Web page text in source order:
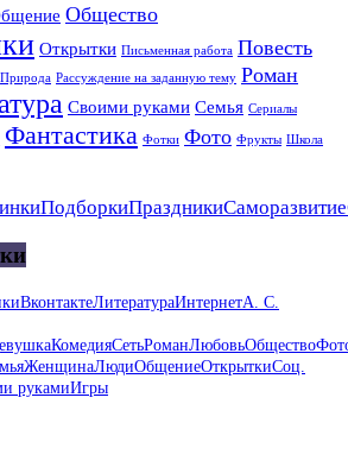
Общество
Открытки Письменная работа Повесть
Природа Рассуждение на заданную тему Роман
Своими руками Семья Сериалы
Фантастика Фотки Фото Фрукты Школа
ПодборкиПраздникиСаморазвитие
ВконтактеЛитератураИнтернетА. С.
КомедияСетьРоманЛюбовьОбщество
ЖенщинаЛюдиОбщениеОткрыткиСоц.
рукамиИгры